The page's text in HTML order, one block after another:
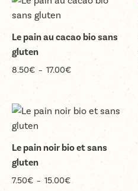
Le pain au cacao bio sans
gluten
8.50€ – 17.00€Plage
à
Le pain noir bio et sans
gluten
7.50€ – 15.00€Plage